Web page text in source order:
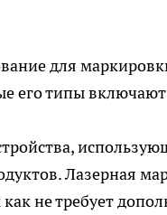
для
его типы включают
Лазерная
не требует